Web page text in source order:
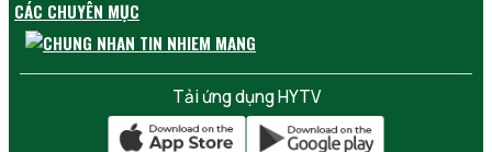
CÁC CHUYÊN MỤC
Tải ứng dụng HYTV